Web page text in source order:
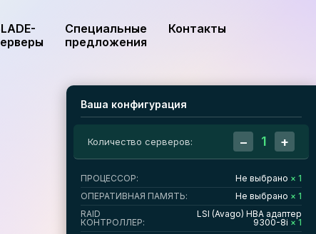
Специальные
предложения
Контакты
Ваша конфигурация
Количество серверов: − 1 +
ПРОЦЕССОР: Не выбрано × 1
ОПЕРАТИВНАЯ ПАМЯТЬ:
Не выбрано × 1
RAID
КОНТРОЛЛЕР:
LSI (Avago) HBA адаптер
9300-8i × 1